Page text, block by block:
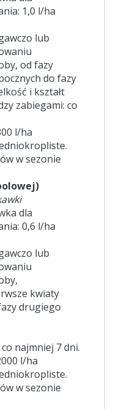
1,0 l/ha
lub
od fazy
do fazy
i kształt
zabiegami: co
l/ha
w sezonie
dla
0,6 l/ha
lub
kwiaty
drugiego
najmniej 7 dni.
l/ha
w sezonie